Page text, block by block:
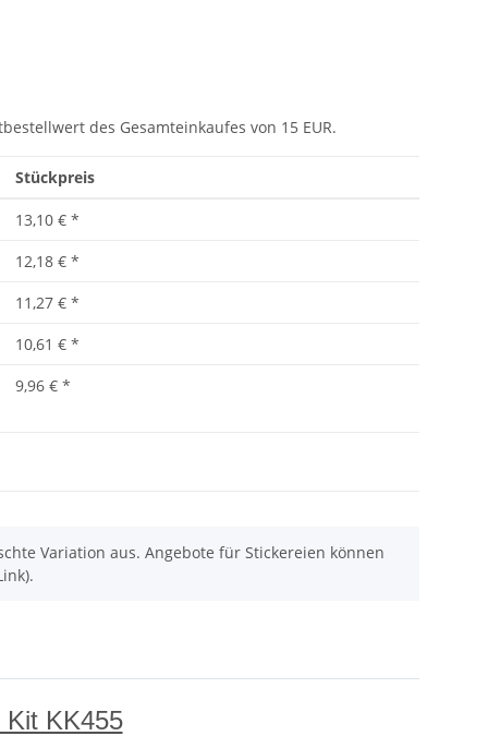
des Gesamteinkaufes von 15 EUR.
Stückpreis
13,10 € *
12,18 € *
11,27 € *
10,61 € *
9,96 € *
Variation aus. Angebote für Stickereien können
KK455